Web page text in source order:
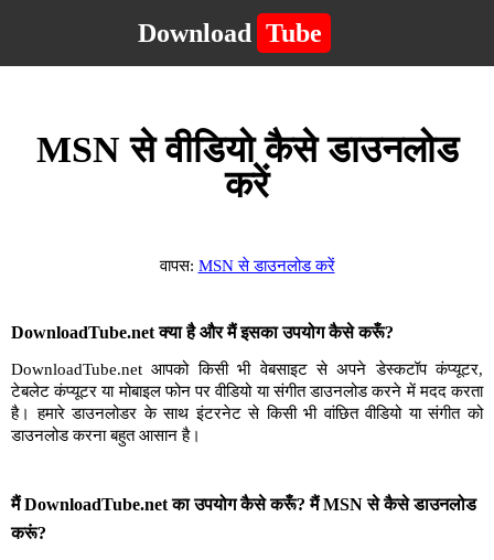
Download Tube
MSN से वीडियो कैसे डाउनलोड
करें
वापस: MSN से डाउनलोड करें
DownloadTube.net क्या है और मैं इसका उपयोग कैसे करूँ?
DownloadTube.net आपको किसी भी वेबसाइट से अपने डेस्कटॉप कंप्यूटर,
टेबलेट कंप्यूटर या मोबाइल फोन पर वीडियो या संगीत डाउनलोड करने में मदद करता
है। हमारे डाउनलोडर के साथ इंटरनेट से किसी भी वांछित वीडियो या संगीत को
डाउनलोड करना बहुत आसान है।
मैं DownloadTube.net का उपयोग कैसे करूँ? मैं MSN से कैसे डाउनलोड
करूं?